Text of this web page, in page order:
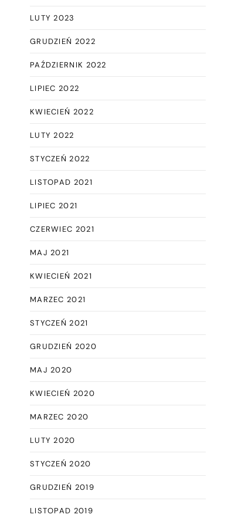
LUTY 2023
GRUDZIEŃ 2022
PAŹDZIERNIK 2022
LIPIEC 2022
KWIECIEŃ 2022
LUTY 2022
STYCZEŃ 2022
LISTOPAD 2021
LIPIEC 2021
CZERWIEC 2021
MAJ 2021
KWIECIEŃ 2021
MARZEC 2021
STYCZEŃ 2021
GRUDZIEŃ 2020
MAJ 2020
KWIECIEŃ 2020
MARZEC 2020
LUTY 2020
STYCZEŃ 2020
GRUDZIEŃ 2019
LISTOPAD 2019